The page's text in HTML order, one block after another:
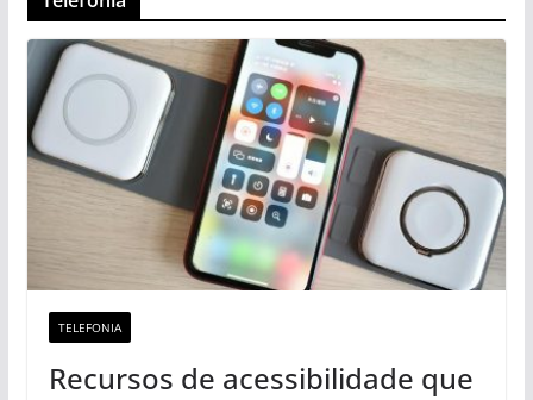
TELEFONIA
Recursos de acessibilidade que